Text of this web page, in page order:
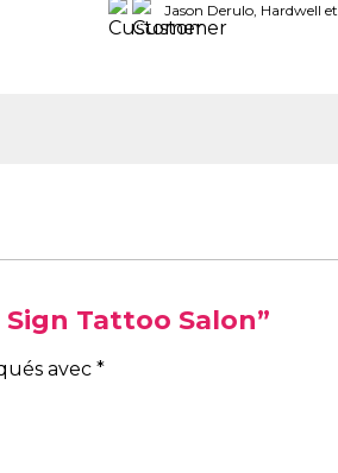
Jason Derulo, Hardwell et
Tattoo Salon”
avec *